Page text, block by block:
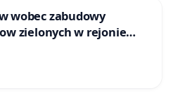
wobec zabudowy
zielonych w rejonie
w Bielsku-Białej